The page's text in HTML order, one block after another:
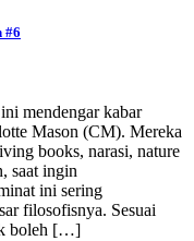
#6
mendengar kabar
Mason (CM). Mereka
books, narasi, nature
saat ingin
ini sering
filosofisnya. Sesuai
boleh […]